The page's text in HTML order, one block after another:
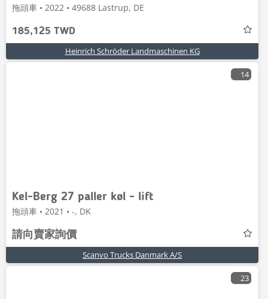
拖頭車 • 2022 • 49688 Lastrup, DE
185,125 TWD
Heinrich Schröder Landmaschinen KG
14
Kel-Berg 27 paller køl - lift
拖頭車 • 2021 • -, DK
請向賣家詢價
Scanvo Trucks Danmark A/S
23